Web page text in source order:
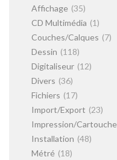
Affichage (35)
CD Multimédia (1)
Couches/Calques (7)
Dessin (118)
Digitaliseur (12)
Divers (36)
Fichiers (17)
Import/Export (23)
Impression/Cartouche
Installation (48)
Métré (18)